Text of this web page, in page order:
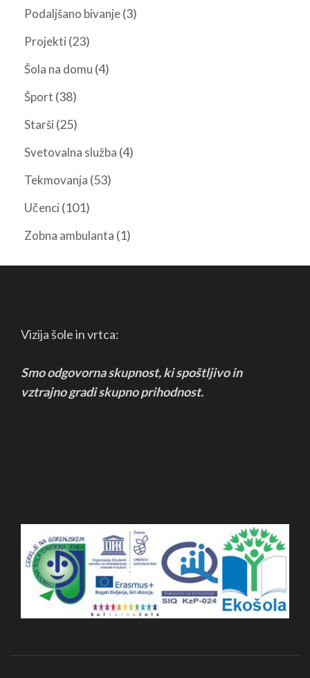
Podaljšano bivanje(3)
Projekti (23)
Šola na domu (4)
Šport (38)
Starši (25)
Svetovalna služba (4)
Tekmovanja (53)
Učenci (101)
Zobna ambulanta (1)
Vizija šole in vrtca:
Smo odgovorna skupnost, ki spoštljivo in
vztrajnogradi skupno prihodnost.